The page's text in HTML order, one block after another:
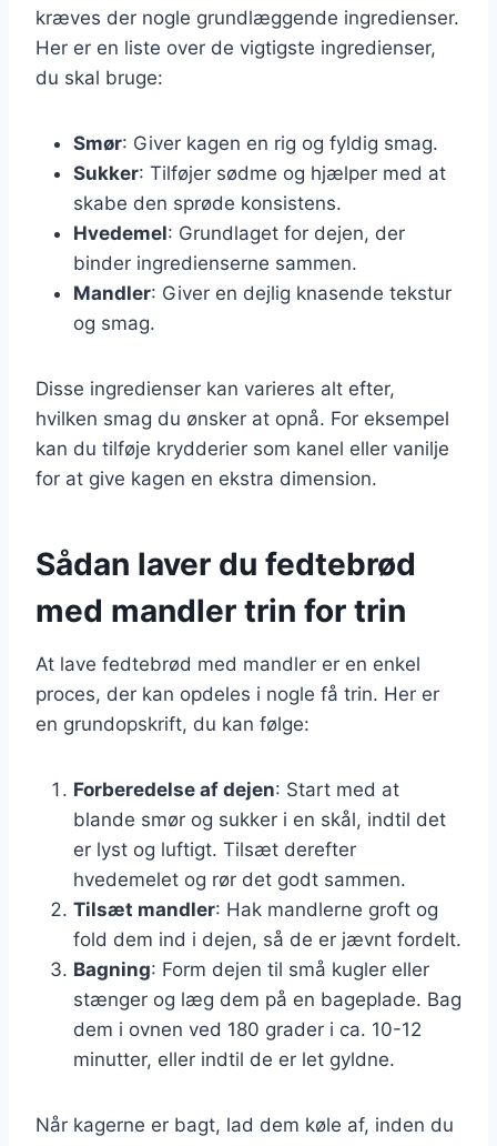
kræves der nogle grundlæggende ingredienser.
Her er en liste over de vigtigste ingredienser,
du skal bruge:
Smør: Giver kagen en rig og fyldig smag.
Sukker: Tilføjer sødme og hjælper med at
skabe den sprøde konsistens.
Hvedemel: Grundlaget for dejen, der
binder ingredienserne sammen.
Mandler: Giver en dejlig knasende tekstur
og smag.
Disse ingredienser kan varieres alt efter,
hvilken smag du ønsker at opnå. For eksempel
kan du tilføje krydderier som kanel eller vanilje
for at give kagen en ekstra dimension.
Sådan laver du fedtebrød
med mandler trin for trin
At lave fedtebrød med mandler er en enkel
proces, der kan opdeles i nogle få trin. Her er
en grundopskrift, du kan følge:
Forberedelse af dejen: Start med at
blande smør og sukker i en skål, indtil det
er lyst og luftigt. Tilsæt derefter
hvedemelet og rør det godt sammen.
Tilsæt mandler: Hak mandlerne groft og
fold dem ind i dejen, så de er jævnt fordelt.
Bagning: Form dejen til små kugler eller
stænger og læg dem på en bageplade. Bag
dem i ovnen ved 180 grader i ca. 10-12
minutter, eller indtil de er let gyldne.
Når kagerne er bagt, lad dem køle af, inden du